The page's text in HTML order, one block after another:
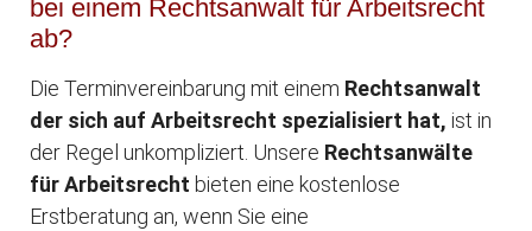
bei einem Rechtsanwalt für Arbeitsrecht
ab?
Die Terminvereinbarung mit einem Rechtsanwalt
der sich auf Arbeitsrecht spezialisiert hat, ist in
der Regel unkompliziert. Unsere Rechtsanwälte
für Arbeitsrecht bieten eine kostenlose
Erstberatung an, wenn Sie eine